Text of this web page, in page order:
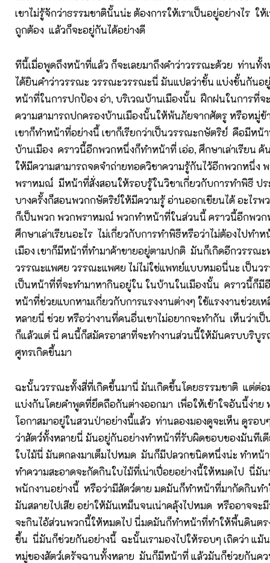
เขาไม่รู้จักว่าธรรมชาตินั้นน่ะ ต้องการให้เราเป็นอยู่อย่างไร ใ
ถูกต้อง แล้วก็จะอยู่กันได้อย่างดี
ทีนี้เมื่อพูดถึงหน้าที่แล้ว ก็จะเลยมาถึงคำว่าวรรณะด้วย ท่านทั้ง
ได้ยินคำว่าวรรณะ วรรณะวรรณะนี่ มันแปลว่าชั้น แบ่งชั้นกันอ
หน้าที่ในการปกป้อง อ่า, บริเวณบ้านเมืองนั้น ฝึกฝนในการที่จ
ความสามารถปกครองบ้านเมืองนั้นให้พ้นภัยจากศัตรู หรือหมู่
เขาก็ทำหน้าที่อย่างนี้ เขาก็เรียกว่าเป็นวรรณะกษัตริย์ คือมีหน้
บ้านเมือง คราวนี้อีกพวกหนึ่งก็ทำหน้าที่ เอ่อ, ศึกษาเล่าเรียน ค้
ให้มีความสามารถจดจำถ่ายทอดวิชาความรู้กันไว้อีกพวกหนึ่ง
พราหมณ์ มีหน้าที่สั่งสอนให้รอบรู้ในวิชาเกี่ยวกับการทำพิธี ป
บางครั้งก็สอนพวกกษัตริย์ให้มีความรู้ อ่านออกเขียนได้ อะไร
ก็เป็นพวก พวกพราหมณ์ พวกทำหน้าที่ในส่วนนี้ คราวนี้อีกพวก
ศึกษาเล่าเรียนอะไร ไม่เกี่ยวกับการทำพิธีหรือว่าไม่ต้องไปทำ
เมือง เขาก็มีหน้าที่ทำมาค้าขายอยู่ตามปกติ มันก็เกิดอีกวรรณะ
วรรณะแพศย วรรณะแพศย ไม่ไม่ใช่แพทย์แบบหมอนี่นะ เป็นว
เป็นหน้าที่ที่จะทำมาหากินอยู่ใน ในบ้านในเมืองนั้น คราวนี้ก็มี
หน้าที่ช่วยแบกหามเกี่ยวกับการแรงงานต่างๆ ใช้แรงงานช่วยเ
หลายนี่ ช่วย หรือว่างานที่คนอื่นเขาไม่อยากจะทำกัน เห็นว่าเป็
ก็แล้วแต่ นี่ คนนี้ก็สมัครอาสาที่จะทำงานส่วนนี้ให้มันครบบริบู
ศูทรเกิดขึ้นมา
ฉะนั้นวรรณะทั้งสี่ที่เกิดขึ้นมานี่ มันเกิดขึ้นโดยธรรมชาติ แต่ต่อ
แบ่งกันโดยคำพูดที่ยึดถือกันต่างออกมา เพื่อให้เข้าใจอันนี้ง่าย
โอกาสมาอยู่ในสวนป่าอย่างนี้แล้ว ท่านลองมองดูจะเห็น ดูรอบ
ว่าสัตว์ทั้งหลายนี่ มันอยู่กันอย่างทำหน้าที่รับผิดชอบของมันทีเดี
ใบไม้นี่ มันตกลงมาเต็มไปหมด มันก็มีปลวกชนิดหนึ่งน่ะ ทำหน้
ทำความสะอาดจะกัดกินใบไม้ที่เน่าเปื่อยอย่างนี้ให้หมดไป นี่มั
พนักงานอย่างนี้ หรือว่ามีสัตว์ตาย มดมันก็ทำหน้าที่มากัดกินท
มันสลายไปเสีย อย่าให้มันเหม็นจนเน่าคลุ้งไปหมด หรืออาจจะ
จะกินไอ้ส่วนพวกนี้ให้หมดไป นี่มดมันก็ทำหน้าที่ทำให้พื้นดินต
ขึ้น นี่มันก็ช่วยกันอย่างนี้ ฉะนั้นเรามองไปให้รอบๆ เถิดว่า แม้
หมู่ของสัตว์เดรัจฉานทั้งหลาย มันก็มีหน้าที่ แล้วมันก็ช่วยกันค